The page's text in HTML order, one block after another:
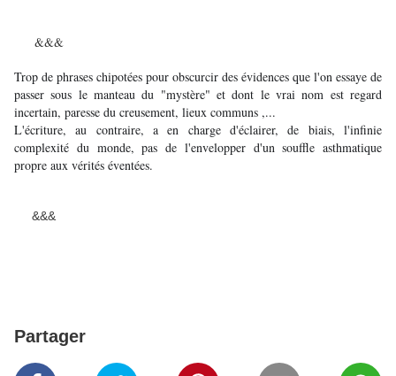
&&&
Trop de phrases chipotées pour obscurcir des évidences que l'on essaye de
passer sous le manteau du "mystère" et dont le vrai nom est regard
incertain, paresse du creusement, lieux communs ,...
L'écriture, au contraire, a en charge d'éclairer, de biais, l'infinie
complexité du monde, pas de l'envelopper d'un souffle asthmatique
propre aux vérités éventées.
&&&
Partager